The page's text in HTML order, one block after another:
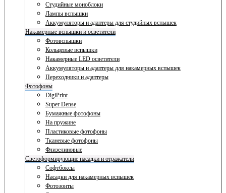
Студийные моноблоки
Лампы вспышки
Аккумуляторы и адаптеры для студийных вспышек
Накамерные вспышки и осветители
Фотовспышки
Кольцевые вспышки
Накамерные LED осветители
Аккумуляторы и адаптеры для накамерных вспышек
Переходники и адаптеры
Фотофоны
DigiPrint
Super Dense
Бумажные фотофоны
На пружине
Пластиковые фотофоны
Тканевые фотофоны
Флизелиновые
Светоформирующие насадки и отражатели
Софтбоксы
Насадки для накамерных вспышек
Фотозонты